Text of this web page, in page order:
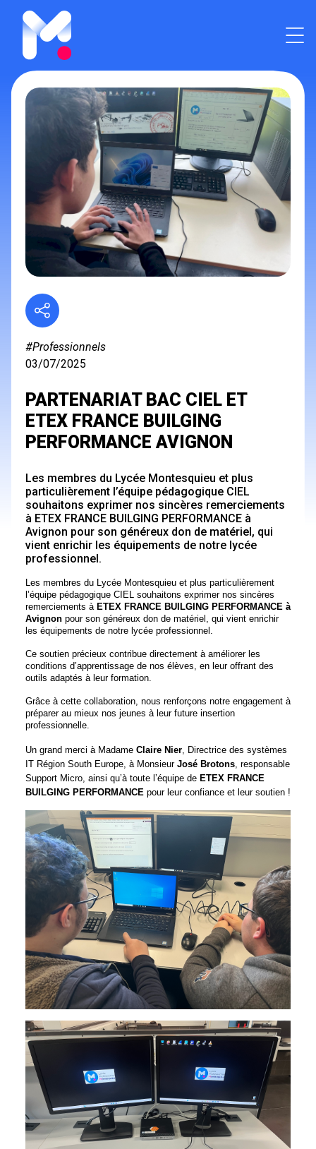
#Professionnels
03/07/2025
PARTENARIAT BAC CIEL ET
ETEX FRANCE BUILGING
PERFORMANCE AVIGNON
Les membres du Lycée Montesquieu et plus
particulièrement l’équipe pédagogique CIEL
souhaitons exprimer nos sincères remerciements
à ETEX FRANCE BUILGING PERFORMANCE à
Avignon pour son généreux don de matériel, qui
vient enrichir les équipements de notre lycée
professionnel.
Les membres du Lycée Montesquieu et plus particulièrement
l’équipe pédagogique CIEL souhaitons exprimer nos sincères
remerciements à ETEX FRANCE BUILGING PERFORMANCE à
Avignon pour son généreux don de matériel, qui vient enrichir
les équipements de notre lycée professionnel.
Ce soutien précieux contribue directement à améliorer les
conditions d’apprentissage de nos élèves, en leur offrant des
outils adaptés à leur formation.
Grâce à cette collaboration, nous renforçons notre engagement à
préparer au mieux nos jeunes à leur future insertion
professionnelle.
Un grand merci à Madame Claire Nier , Directrice des systèmes
IT Région South Europe, à Monsieur José Brotons , responsable
Support Micro, ainsi qu’à toute l’équipe de ETEX FRANCE
BUILGING PERFORMANCE pour leur confiance et leur soutien !